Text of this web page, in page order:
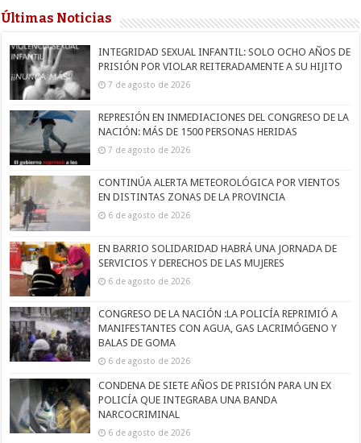
Últimas Noticias
INTEGRIDAD SEXUAL INFANTIL: SOLO OCHO AÑOS DE
PRISIÓN POR VIOLAR REITERADAMENTE A SU HIJITO
7 de agosto de 2026
REPRESIÓN EN INMEDIACIONES DEL CONGRESO DE LA
NACIÓN: MÁS DE 1500 PERSONAS HERIDAS
7 de agosto de 2026
CONTINÚA ALERTA METEOROLÓGICA POR VIENTOS
EN DISTINTAS ZONAS DE LA PROVINCIA
6 de agosto de 2026
EN BARRIO SOLIDARIDAD HABRÁ UNA JORNADA DE
SERVICIOS Y DERECHOS DE LAS MUJERES
6 de agosto de 2026
CONGRESO DE LA NACIÓN :LA POLICÍA REPRIMIÓ A
MANIFESTANTES CON AGUA, GAS LACRIMÓGENO Y
BALAS DE GOMA
6 de agosto de 2026
CONDENA DE SIETE AÑOS DE PRISIÓN PARA UN EX
POLICÍA QUE INTEGRABA UNA BANDA
NARCOCRIMINAL
6 de agosto de 2026